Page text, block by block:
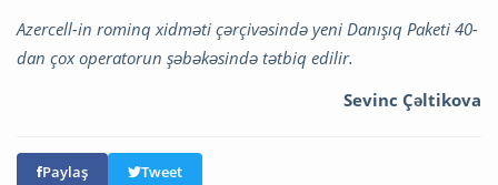
Azercell-in rominq xidməti çərçivəsində yeni Danışıq Paketi 40-
dan çox operatorun şəbəkəsində tətbiq edilir.
Sevinc Çəltikova
Paylaş Tweet